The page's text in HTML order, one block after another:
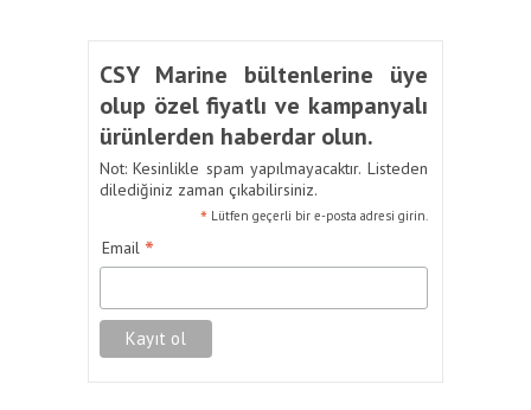
CSY Marine bültenlerine üye
olup özel fiyatlı ve kampanyalı
ürünlerden haberdar olun.
Not: Kesinlikle spam yapılmayacaktır. Listeden
dilediğiniz zaman çıkabilirsiniz.
* Lütfen geçerli bir e-posta adresi girin.
Email *